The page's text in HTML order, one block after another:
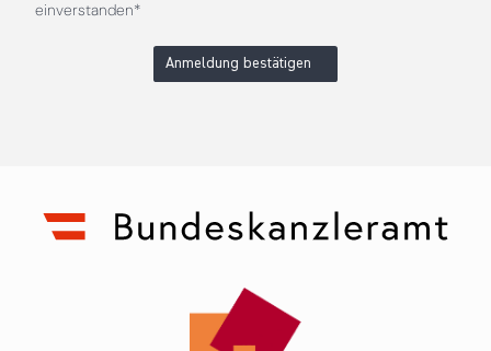
einverstanden*
Anmeldung bestätigen